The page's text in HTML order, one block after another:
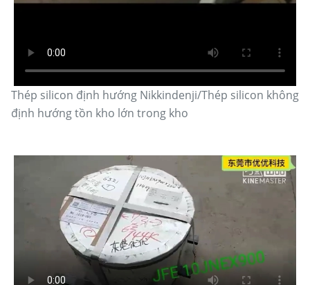
Thép silicon định hướng Nikkindenji/Thép silicon không
định hướng tồn kho lớn trong kho